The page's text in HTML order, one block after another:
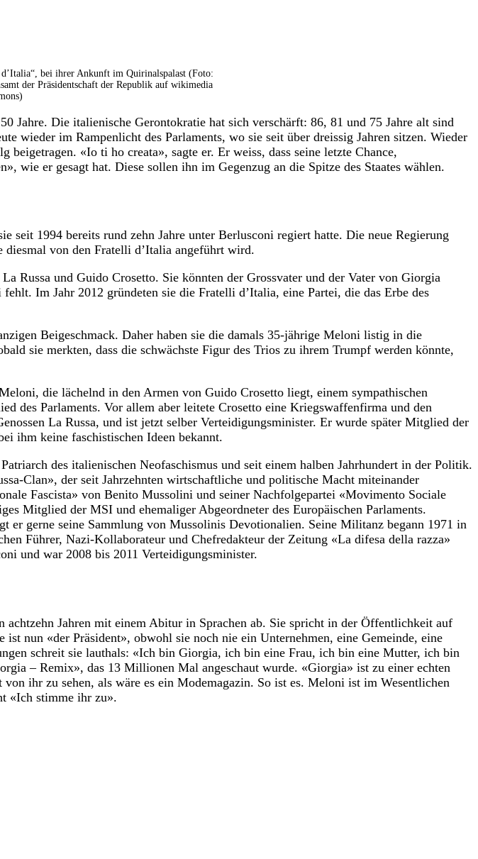
bei ihrer Ankunft im Quirinalspalast (Foto:
der Präsidentschaft der Republik auf wikimedia
Jahre. Die italienische Gerontokratie hat sich verschärft: 86, 81 und 75 Jahre alt sind
wieder im Rampenlicht des Parlaments, wo sie seit über dreissig Jahren sitzen. Wieder
«Io ti ho creata», sagte er. Er weiss, dass seine letzte Chance,
wie er gesagt hat. Diese sollen ihn im Gegenzug an die Spitze des Staates wählen.
1994 bereits rund zehn Jahre unter Berlusconi regiert hatte. Die neue Regierung
diesmal von den Fratelli d’Italia angeführt wird.
Russa und Guido Crosetto. Sie könnten der Grossvater und der Vater von Giorgia
Im Jahr 2012 gründeten sie die Fratelli d’Italia, eine Partei, die das Erbe des
Beigeschmack. Daher haben sie die damals 35-jährige Meloni listig in die
sie merkten, dass die schwächste Figur des Trios zu ihrem Trumpf werden könnte,
die lächelnd in den Armen von Guido Crosetto liegt, einem sympathischen
des Parlaments. Vor allem aber leitete Crosetto eine Kriegswaffenfirma und den
La Russa, und ist jetzt selber Verteidigungsminister. Er wurde später Mitglied der
ihm keine faschistischen Ideen bekannt.
des italienischen Neofaschismus und seit einem halben Jahrhundert in der Politik.
Clan», der seit Jahrzehnten wirtschaftliche und politische Macht miteinander
Fascista» von Benito Mussolini und seiner Nachfolgepartei «Movimento Sociale
Mitglied der MSI und ehemaliger Abgeordneter des Europäischen Parlaments.
gerne seine Sammlung von Mussolinis Devotionalien. Seine Militanz begann 1971 in
Führer, Nazi-Kollaborateur und Chefredakteur der Zeitung «La difesa della razza»
und war 2008 bis 2011 Verteidigungsminister.
Jahren mit einem Abitur in Sprachen ab. Sie spricht in der Öffentlichkeit auf
nun «der Präsident», obwohl sie noch nie ein Unternehmen, eine Gemeinde, eine
schreit sie lauthals: «Ich bin Giorgia, ich bin eine Frau, ich bin eine Mutter, ich bin
– Remix», das 13 Millionen Mal angeschaut wurde. «Giorgia» ist zu einer echten
ihr zu sehen, als wäre es ein Modemagazin. So ist es. Meloni ist im Wesentlichen
«Ich stimme ihr zu».